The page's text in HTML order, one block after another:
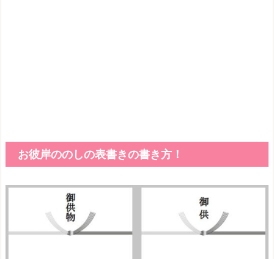
お彼岸ののしの表書きの書き方！